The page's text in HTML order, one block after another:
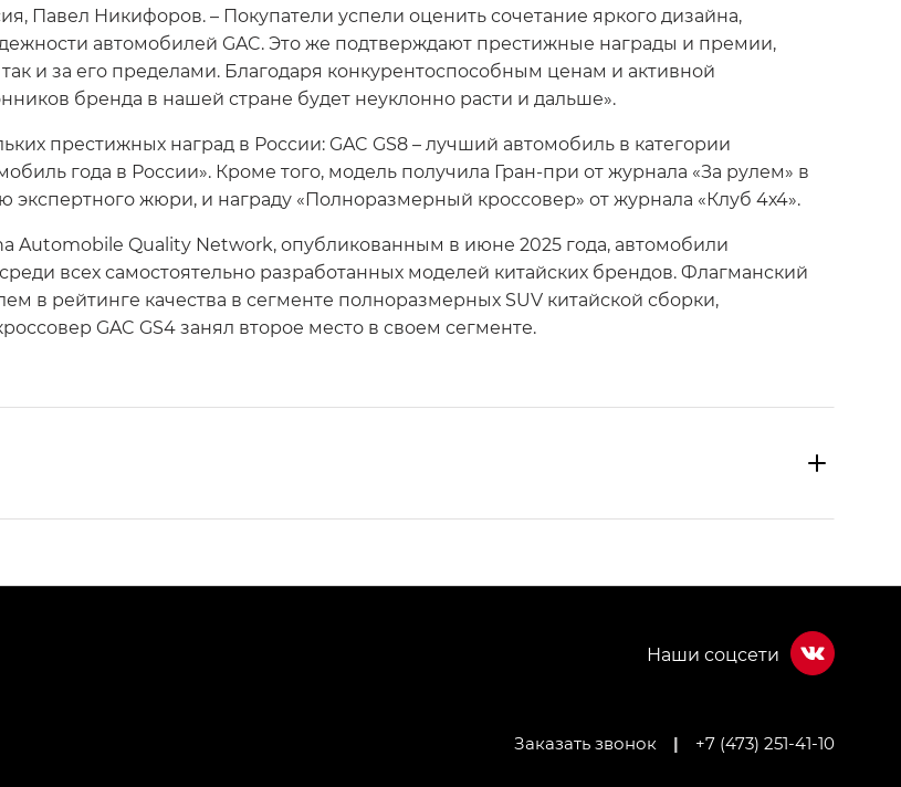
Павел Никифоров. – Покупатели успели оценить сочетание яркого дизайна,
автомобилей GAC. Это же подтверждают престижные награды и премии,
и за его пределами. Благодаря конкурентоспособным ценам и активной
бренда в нашей стране будет неуклонно расти и дальше».
престижных наград в России: GAC GS8 – лучший автомобиль в категории
года в России». Кроме того, модель получила Гран-при от журнала «За рулем» в
жюри, и награду «Полноразмерный кроссовер» от журнала «Клуб 4х4».
Automobile Quality Network, опубликованным в июне 2025 года, автомобили
всех самостоятельно разработанных моделей китайских брендов. Флагманский
в рейтинге качества в сегменте полноразмерных SUV китайской сборки,
GAC GS4 занял второе место в своем сегменте.
Экс ПРЕМИУМ — EX PREMIUM
— EX Premium
— GS8 TRAVELLER, Джи Икс ПРЕМИУМ — GX PREMIUM, Джи Эти — GT, Джи Эль —
Заказать звонок | +7 (473) 251-41-10